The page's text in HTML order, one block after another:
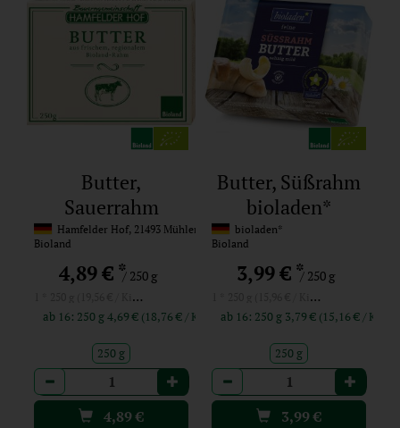
Butter,
Sauerrahm
Hamfelder Hof
Hamfelder Hof, 21493 Mühlenrade
Bioland
4,89 €*/ 250 g
1 * 250 g (19,56 € / Kilogramm)
ab 16: 250 g 4,69 € (18,76 € / Kilogramm)
250 g
Anzahl
4,89€
Butter, Süßrahm
bioladen*
bioladen*
Bioland
3,99 €*/ 250 g
1 * 250 g (15,96 € / Kilogramm)
ab 16: 250 g 3,79 € (15,16 €
250 g
Anzahl
3,99€